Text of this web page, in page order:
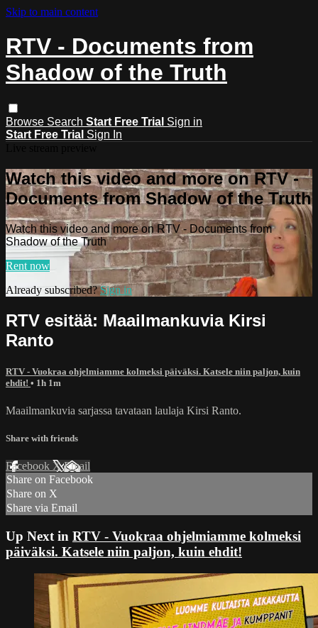
Skip to main content
RTV - Documents from
Shadow of the Truth
Browse Search Start Free Trial Sign in
Start Free Trial Sign In
Watch this video and more on RTV -
Documents from Shadow of the Truth
Watch this video and more on RTV - Documents from
Shadow of the Truth
Rent now
Already subscribed?Sign in
RTV esitää: Maailmankuvia Kirsi
Ranto
RTV - Vuokraa ohjelmiamme kolmeksi päiväksi. Katsele niin paljon, kuin
ehdit! • 1h 1m
Maailmankuvia sarjassa tavataan laulaja Kirsi Ranto.
Share with friends
Facebook XEmail
Share on Facebook
Share on X
Share via Email
Up Next in RTV - Vuokraa ohjelmiamme kolmeksi
päiväksi. Katsele niin paljon, kuin ehdit!